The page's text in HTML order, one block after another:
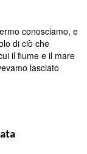
conosciamo, e
di ciò che
il fiume e il mare
lasciato